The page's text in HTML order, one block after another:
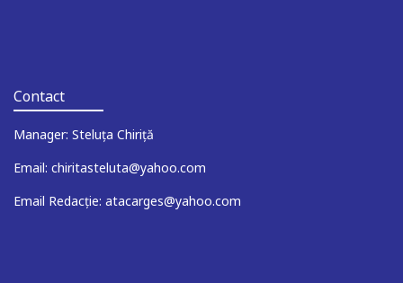
Contact
Manager: Steluța Chiriță
Email: chiritasteluta@yahoo.com
Email Redacție: atacarges@yahoo.com